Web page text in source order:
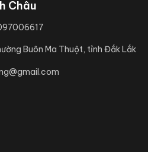
Châu
Buôn Ma Thuột, tỉnh Đắk Lắk